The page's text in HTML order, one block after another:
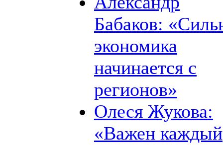
Бабаков:
экономика
начинается с
регионов»
Олеся Жукова:
«Важен каждый